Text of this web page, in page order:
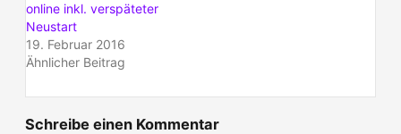
online inkl. verspäteter
Neustart
19. Februar 2016
Ähnlicher Beitrag
Schreibe einen Kommentar